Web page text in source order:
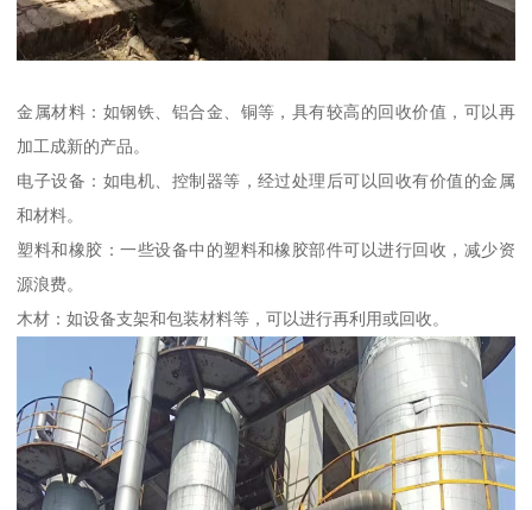
金属材料：如钢铁、铝合金、铜等，具有较高的回收价值，可以再
加工成新的产品。
电子设备：如电机、控制器等，经过处理后可以回收有价值的金属
和材料。
塑料和橡胶：一些设备中的塑料和橡胶部件可以进行回收，减少资
源浪费。
木材：如设备支架和包装材料等，可以进行再利用或回收。